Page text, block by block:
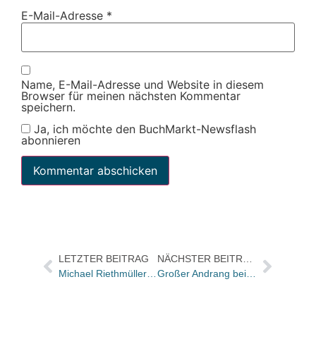
E-Mail-Adresse *
Name, E-Mail-Adresse und Website in diesem
Browser für meinen nächsten Kommentar
speichern.
Ja, ich möchte den BuchMarkt-Newsflash
abonnieren
LETZTER BEITRAG
Michael Riethmüller (60)
NÄCHSTER BEITRAG
Großer Andrang bei Poldi-Signierstunde in der Mayerschen in Köln